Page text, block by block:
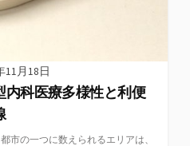
11月18日
科医療多様性と利便
市の一つに数えられるエリアは、